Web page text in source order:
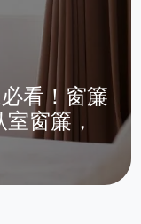
看！窗簾
窗簾，